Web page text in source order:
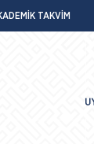
TAKVİM